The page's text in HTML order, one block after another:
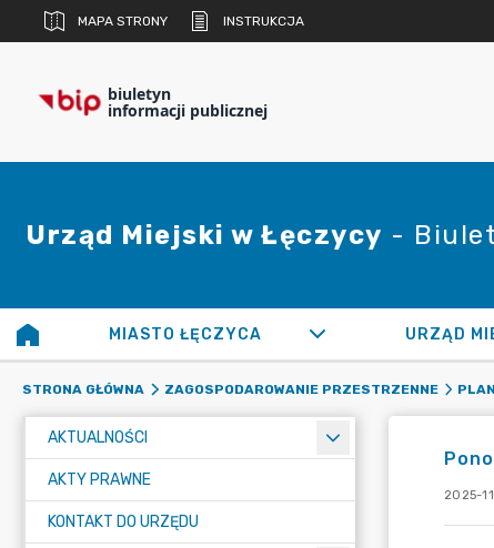
MAPA STRONY INSTRUKCJA
biuletyn
informacji publicznej
Urząd Miejski w Łęczycy -
MIASTO ŁĘCZYCA URZĄD
STRONA GŁÓWNA ZAGOSPODAROWANIE PRZESTRZENNE
AKTUALNOŚCI
AKTY PRAWNE
KONTAKT DO URZĘDU
2025-